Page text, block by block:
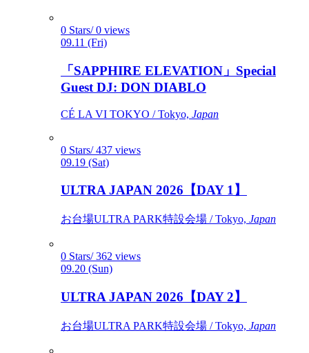
0 Stars/ 0 views
09.11 (Fri)
「SAPPHIRE ELEVATION」Special
Guest DJ: DON DIABLO
CÉ LA VI TOKYO / Tokyo, Japan
0 Stars/ 437 views
09.19 (Sat)
ULTRA JAPAN 2026【DAY 1】
お台場ULTRA PARK特設会場 / Tokyo, Japan
0 Stars/ 362 views
09.20 (Sun)
ULTRA JAPAN 2026【DAY 2】
お台場ULTRA PARK特設会場 / Tokyo, Japan